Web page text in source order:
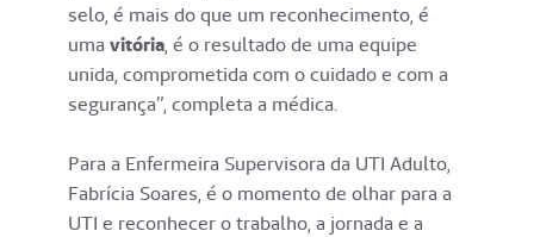
selo, é mais do que um reconhecimento, é
uma vitória, é o resultado de uma equipe
unida, comprometida com o cuidado e com a
segurança”, completa a médica.
Para a Enfermeira Supervisora da UTI Adulto,
Fabrícia Soares, é o momento de olhar para a
UTI e reconhecer o trabalho, a jornada e a